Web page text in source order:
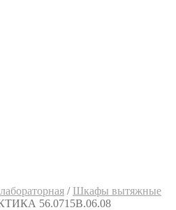
/ Шкафы вытяжные
56.0715В.06.08